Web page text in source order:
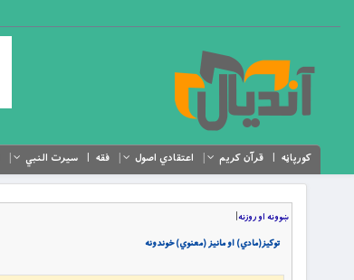
کورپاڼه قرآن کریم اعتقادي اصول فقه سیرت النبي
ښوونه او روزنه|
توکيز(مادي) او مانيز (معنوي) خوندونه